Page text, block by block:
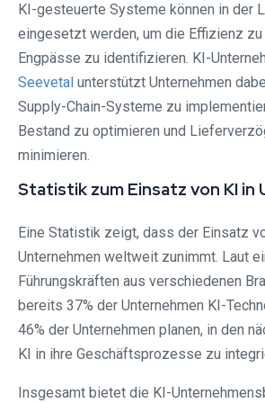
KI-gesteuerte Systeme können in der
eingesetzt werden, um die Effizienz
Engpässe zu identifizieren. KI-
Seevetal⁠ unterstützt Unternehmen
Supply-Chain-Systeme zu
Bestand zu optimieren und
minimieren.
Statistik zum Einsatz von KI in
Eine Statistik zeigt, dass der Einsatz
Unternehmen weltweit zunimmt. Laut
Führungskräften aus verschiedenen
bereits 37% der Unternehmen KI-
46% der Unternehmen planen, in den
KI in ihre Geschäftsprozesse zu
Insgesamt bietet die KI-